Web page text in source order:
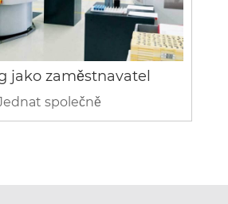
jako zaměstnavatel
společně